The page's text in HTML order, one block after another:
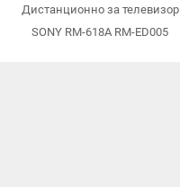
Дистанционно за телевизор
SONY RM-618A RM-ED005